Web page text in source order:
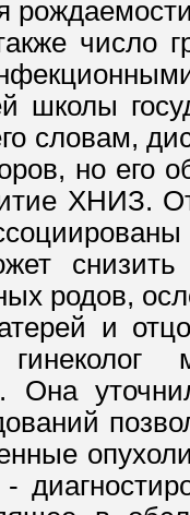
число
школы
словам,
но его
ХНИЗ.
родов,
и
Она